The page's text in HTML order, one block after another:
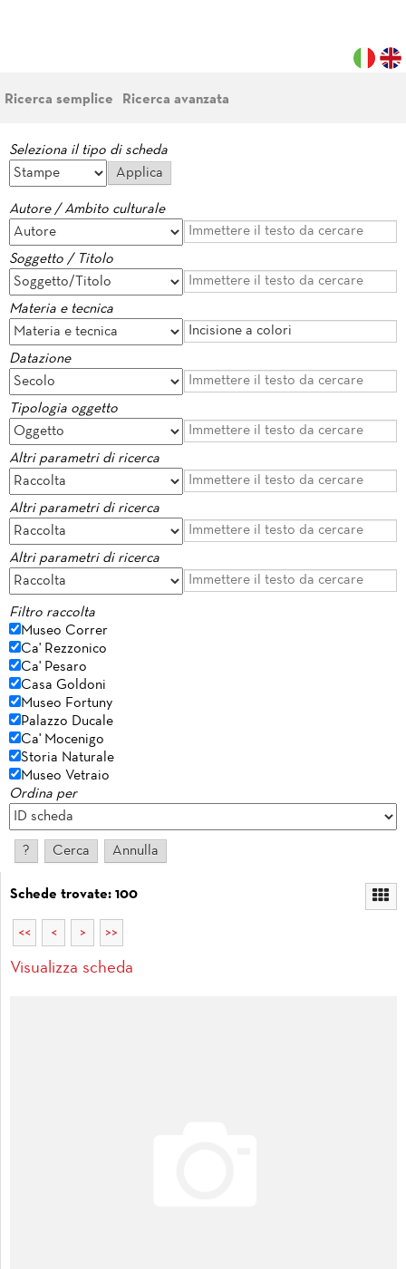
Ricerca semplice Ricerca avanzata
Seleziona il tipo di scheda
Autore / Ambito culturale
Soggetto / Titolo
Materia e tecnica
Datazione
Tipologia oggetto
Altri parametri di ricerca
Altri parametri di ricerca
Altri parametri di ricerca
Filtro raccolta
Museo Correr
Ca' Rezzonico
Ca' Pesaro
Casa Goldoni
Museo Fortuny
Palazzo Ducale
Ca' Mocenigo
Storia Naturale
Museo Vetraio
Ordina per
Schede trovate: 100
<< < > >>
Visualizza scheda